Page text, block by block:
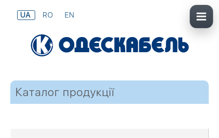
UA RO EN
Каталог продукції